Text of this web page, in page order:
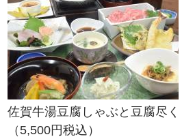
佐賀牛湯豆腐しゃぶと豆腐尽
（5,500円税込）